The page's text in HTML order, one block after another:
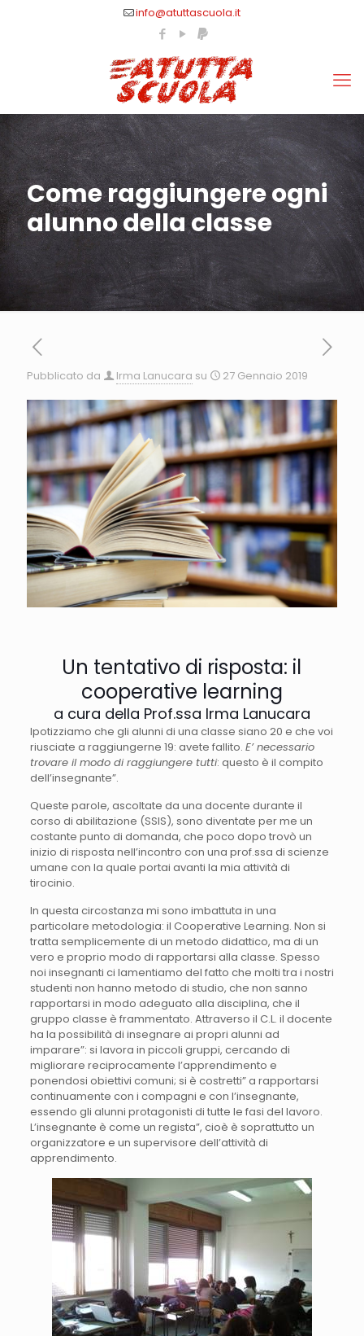
info@atuttascuola.it
Come raggiungere ogni
alunno della classe
Pubblicato da Irma Lanucara su 27 Gennaio 2019
Un tentativo di risposta: il
cooperative learning
a cura della Prof.ssa Irma Lanucara
Ipotizziamo che gli alunni di una classe siano 20 e che voi
riusciate a raggiungerne 19: avete fallito. E’ necessario
trovare il modo di raggiungere tutti: questo è il compito
dell’insegnante”.
Queste parole, ascoltate da una docente durante il
corso di abilitazione (SSIS), sono diventate per me un
costante punto di domanda, che poco dopo trovò un
inizio di risposta nell’incontro con una prof.ssa di scienze
umane con la quale portai avanti la mia attività di
tirocinio.
In questa circostanza mi sono imbattuta in una
particolare metodologia: il Cooperative Learning. Non si
tratta semplicemente di un metodo didattico, ma di un
vero e proprio modo di rapportarsi alla classe. Spesso
noi insegnanti ci lamentiamo del fatto che molti tra i nostri
studenti non hanno metodo di studio, che non sanno
rapportarsi in modo adeguato alla disciplina, che il
gruppo classe è frammentato. Attraverso il C.L. il docente
ha la possibilità di insegnare ai propri alunni ad
imparare”: si lavora in piccoli gruppi, cercando di
migliorare reciprocamente l’apprendimento e
ponendosi obiettivi comuni; si è costretti” a rapportarsi
continuamente con i compagni e con l’insegnante,
essendo gli alunni protagonisti di tutte le fasi del lavoro.
L’insegnante è come un regista”, cioè è soprattutto un
organizzatore e un supervisore dell’attività di
apprendimento.